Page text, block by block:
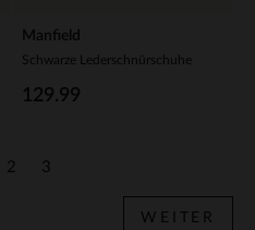
Manfield
Schwarze Lederschnürschuhe
129.99
2 3
WEITER